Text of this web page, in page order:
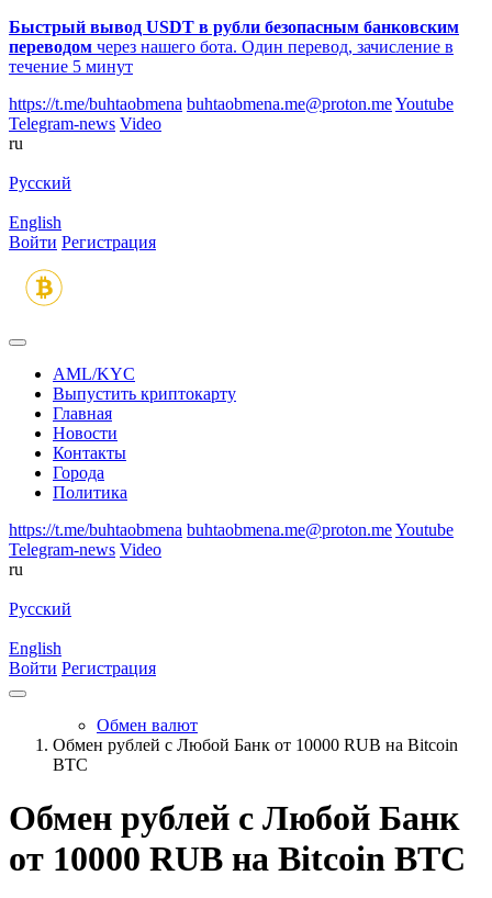
Быстрый вывод USDT в рубли безопасным банковским
переводом через нашего бота. Один перевод, зачисление в
течение 5 минут
https://t.me/buhtaobmena buhtaobmena.me@proton.meYoutube
Telegram-news Video
ru
Русский
English
Войти Регистрация
AML/KYC
Выпустить криптокарту
Главная
Новости
Контакты
Города
Политика
https://t.me/buhtaobmena buhtaobmena.me@proton.meYoutube
Telegram-news Video
ru
Русский
English
Войти Регистрация
Обмен валют
Обмен рублей с Любой Банк от 10000 RUB на Bitcoin
BTC
Обмен рублей с Любой Банк
от 10000 RUB на Bitcoin BTC